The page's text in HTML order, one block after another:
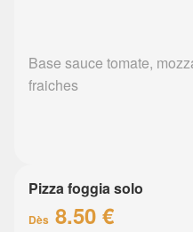
Base sauce tomate,
fraiches
Pizza foggia solo
Dès 8.50 €